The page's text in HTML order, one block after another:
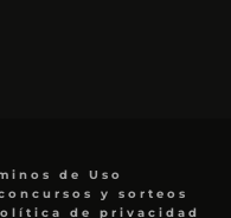
de Uso
y sorteos
de privacidad